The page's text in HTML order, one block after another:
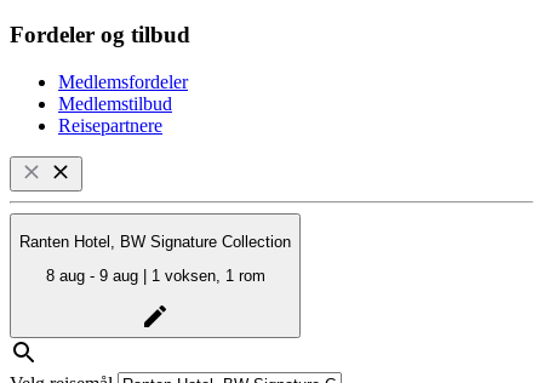
Fordeler og tilbud
Medlemsfordeler
Medlemstilbud
Reisepartnere
Ranten Hotel, BW Signature Collection
8 aug - 9 aug | 1 voksen, 1 rom